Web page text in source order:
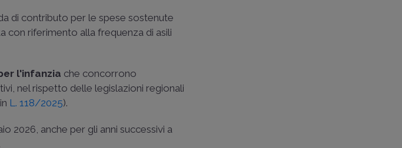
di contributo per le spese sostenute
con riferimento alla frequenza di asili
l'infanzia che concorrono
nel rispetto delle legislazioni regionali
L. 118/2025).
2026, anche per gli anni successivi a